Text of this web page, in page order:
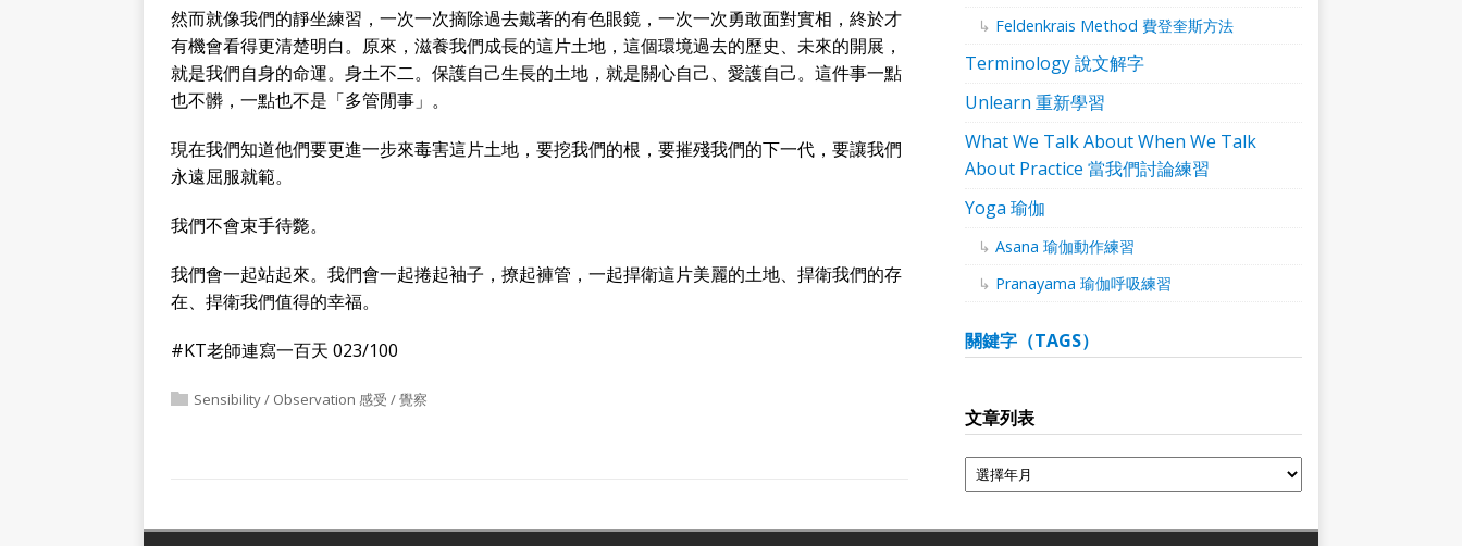
然而就像我們的靜坐練習，一次一次摘除過去戴著的有色眼鏡，一次一次勇敢面對實相，終於才
有機會看得更清楚明白。原來，滋養我們成長的這片土地，這個環境過去的歷史、未來的開展，
就是我們自身的命運。身土不二。保護自己生長的土地，就是關心自己、愛護自己。這件事一點
也不髒，一點也不是「多管閒事」。
現在我們知道他們要更進一步來毒害這片土地，要挖我們的根，要摧殘我們的下一代，要讓我們
永遠屈服就範。
我們不會束手待斃。
我們會一起站起來。我們會一起捲起袖子，撩起褲管，一起捍衛這片美麗的土地、捍衛我們的存
在、捍衛我們值得的幸福。
#KT老師連寫一百天 023/100
Sensibility / Observation 感受 / 覺察
Feldenkrais Method 費登奎斯方法
Terminology 說文解字
Unlearn 重新學習
What We Talk About When We Talk
About Practice 當我們討論練習
Yoga 瑜伽
Asana 瑜伽動作練習
Pranayama 瑜伽呼吸練習
關鍵字（TAGS）
文章列表